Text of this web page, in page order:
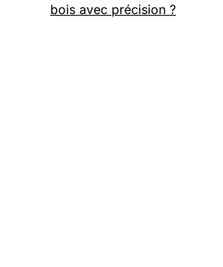
bois avec précision ?